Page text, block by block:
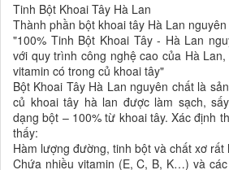
Tinh Bột Khoai Tây Hà Lan
Thành phần bột khoai tây Hà Lan
"100% Tinh Bột Khoai Tây - Hà Lan
với quy trình công nghệ cao của Hà
vitamin có trong củ khoai tây"
Bột Khoai Tây Hà Lan nguyên chất là
củ khoai tây hà lan được làm sạch,
dạng bột – 100% từ khoai tây. Xác định
thấy:
Hàm lượng đường, tinh bột và chất xơ rất
Chứa nhiều vitamin (E, C, B, K…) và